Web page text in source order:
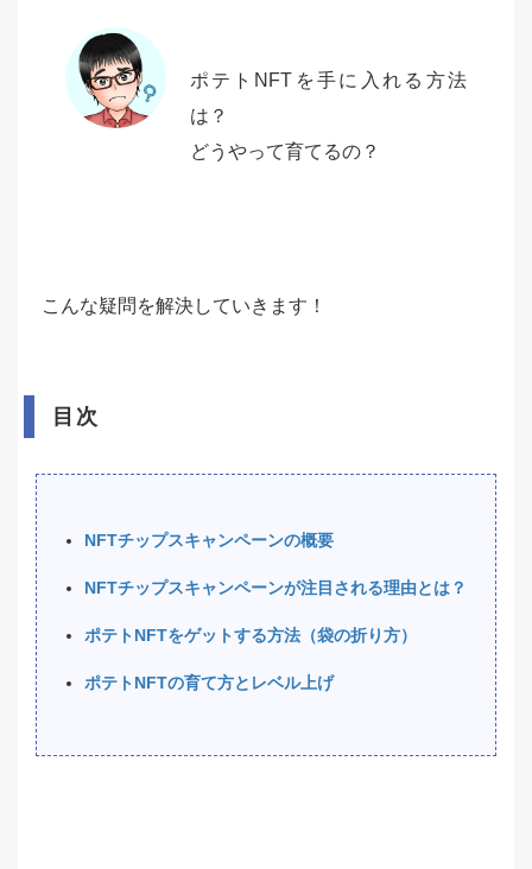
ポテトNFTを手に入れる方法
は？
どうやって育てるの？
こんな疑問を解決していきます！
目次
NFTチップスキャンペーンの概要
NFTチップスキャンペーンが注目される理由とは？
ポテトNFTをゲットする方法（袋の折り方）
ポテトNFTの育て方とレベル上げ